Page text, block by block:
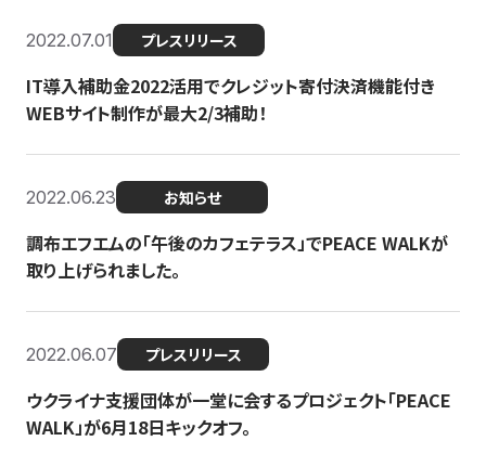
2022.07.01 プレスリリース
IT導入補助金2022活用でクレジット寄付決済機能付き
WEBサイト制作が最大2/3補助！
2022.06.23 お知らせ
調布エフエムの「午後のカフェテラス」でPEACE WALKが
取り上げられました。
2022.06.07 プレスリリース
ウクライナ支援団体が一堂に会するプロジェクト「PEACE
WALK」が6月18日キックオフ。